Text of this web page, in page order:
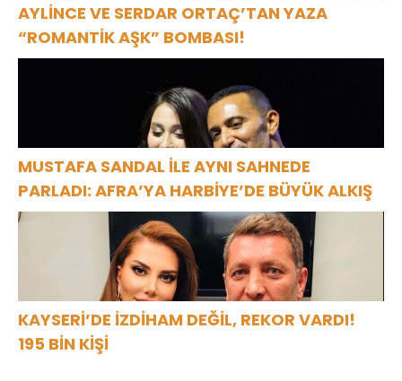
AYLİNCE VE SERDAR ORTAÇ’TAN YAZA
“ROMANTİK AŞK” BOMBASI!
MUSTAFA SANDAL İLE AYNI SAHNEDE
PARLADI: AFRA’YA HARBİYE’DE BÜYÜK ALKIŞ
KAYSERİ’DE İZDİHAM DEĞİL, REKOR VARDI!
195 BİN KİŞİ